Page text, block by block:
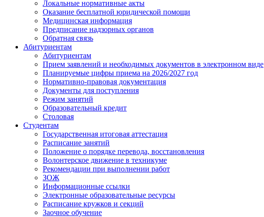
Локальные нормативные акты
Оказание бесплатной юридической помощи
Медицинская информация
Предписание надзорных органов
Обратная связь
Абитуриентам
Абитуриентам
Прием заявлений и необходимых документов в электронном виде
Планируемые цифры приема на 2026/2027 год
Нормативно-правовая документация
Документы для поступления
Режим занятий
Образовательный кредит
Столовая
Студентам
Государственная итоговая аттестация
Расписание занятий
Положение о порядке перевода, восстановления
Волонтерское движение в техникуме
Рекомендации при выполнении работ
ЗОЖ
Информационные ссылки
Электронные образовательные ресурсы
Расписание кружков и секций
Заочное обучение